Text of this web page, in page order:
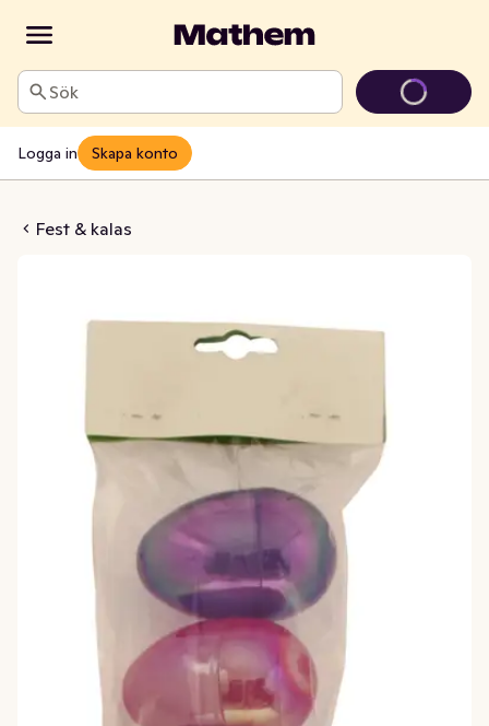
Sök
Logga in Skapa konto
Fest & kalas
Skimrande 8cm